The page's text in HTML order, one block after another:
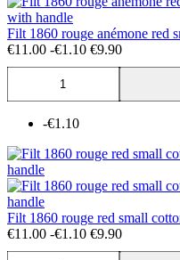
Filt 1860 rouge anémone red
€11.00 -€1.10 €9.90
-€1.10
Filt 1860 rouge red small
€11.00 -€1.10 €9.90